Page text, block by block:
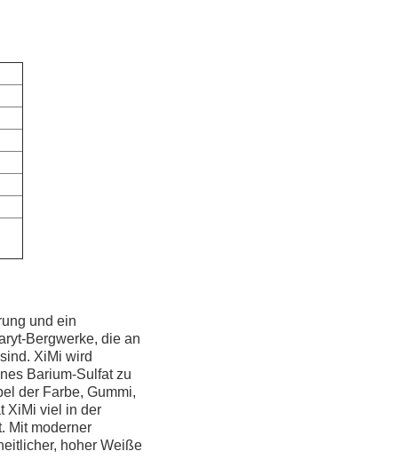
und ein
Bergwerke, die an
XiMi wird
Barium-Sulfat zu
der Farbe, Gummi,
XiMi viel in der
Mit moderner
hoher Weiße